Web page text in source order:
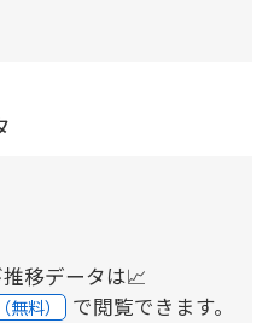
移データは📈
無料） で閲覧できます。